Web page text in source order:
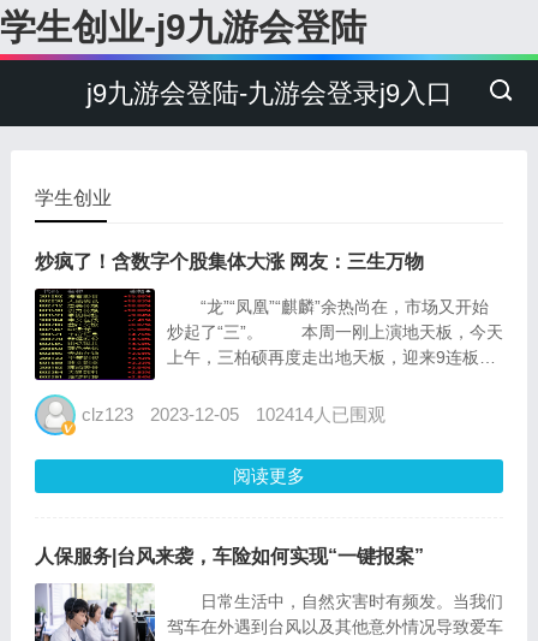
学生创业-j9九游会登陆
j9九游会登陆-九游会登录j9入口
学生创业
炒疯了！含数字个股集体大涨 网友：三生万物
“龙”“凤凰”“麒麟”余热尚在，市场又开始
炒起了“三”。 本周一刚上演地天板，今天
上午，三柏硕再度走出地天板，迎来9连板。
活。北交所个股三维股份上午涨超19%，三友
clz123 2023-12-05 102414人已围观
阅读更多
人保服务|台风来袭，车险如何实现“一键报案”
日常生活中，自然灾害时有频发。当我们
驾车在外遇到台风以及其他意外情况导致爱车